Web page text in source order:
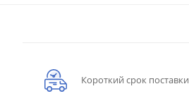
Короткий срок поставки